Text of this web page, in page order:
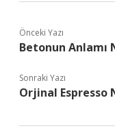
Önceki Yazı
Betonun Anlamı
Sonraki Yazı
Orjinal Espresso